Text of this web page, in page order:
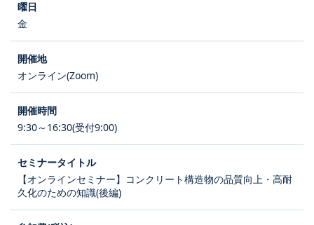
金
オンライン(Zoom)
9:30～16:30(受付9:00)
【オンラインセミナー】コンクリート構造物の品質向上・高耐
久化のための知識(後編)